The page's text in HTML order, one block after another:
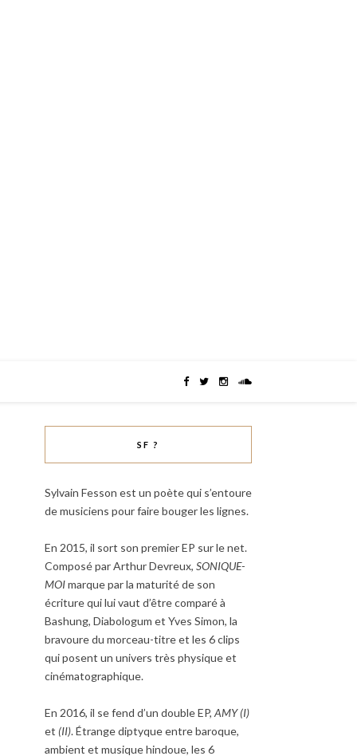
SF ?
Sylvain Fesson est un poète qui s’entoure
de musiciens pour faire bouger les lignes.
En 2015, il sort son premier EP sur le net.
Composé par Arthur Devreux, SONIQUE-
MOImarque par la maturité de son
écriture qui lui vaut d’être comparé à
Bashung, Diabologum et Yves Simon, la
bravoure du morceau-titre et les 6 clips
qui posent un univers très physique et
cinématographique.
En 2016, il se fend d’un double EP, AMY (I)
et (II). Étrange diptyque entre baroque,
ambient et musique hindoue, les 6